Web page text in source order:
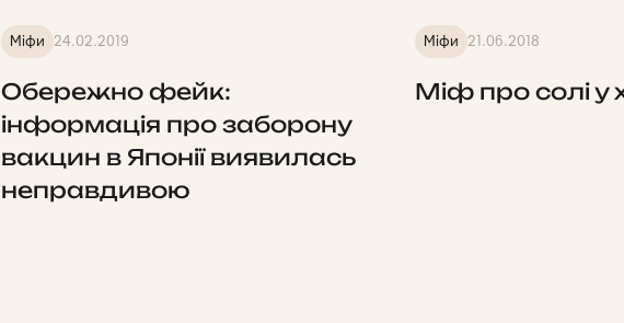
Міфи 24.02.2019
Обережно фейк:
інформація про заборону
вакцин в Японії виявилась
неправдивою
Міфи 21.06.2018
Міф про солі у